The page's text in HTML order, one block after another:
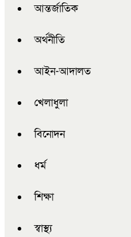
আন্তর্জাতিক
অর্থনীতি
আইন-আদালত
খেলাধুলা
বিনোদন
ধর্ম
শিক্ষা
স্বাস্থ্য